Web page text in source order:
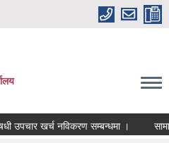
खर्च नविकरण सम्बन्धमा ।